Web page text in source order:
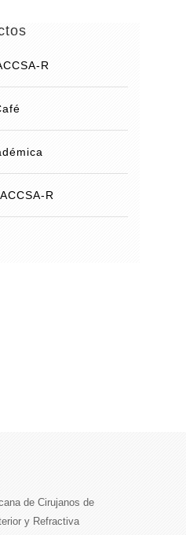
R
R
de Cirujanos de
y Refractiva